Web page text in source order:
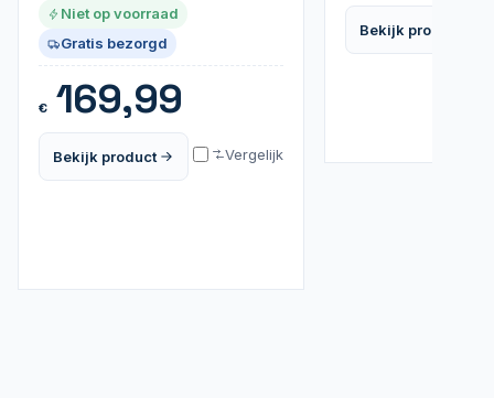
Niet op voorraad
Gratis bezorgd
€169,99
Bekijk product Vergelijk
Bekijk product